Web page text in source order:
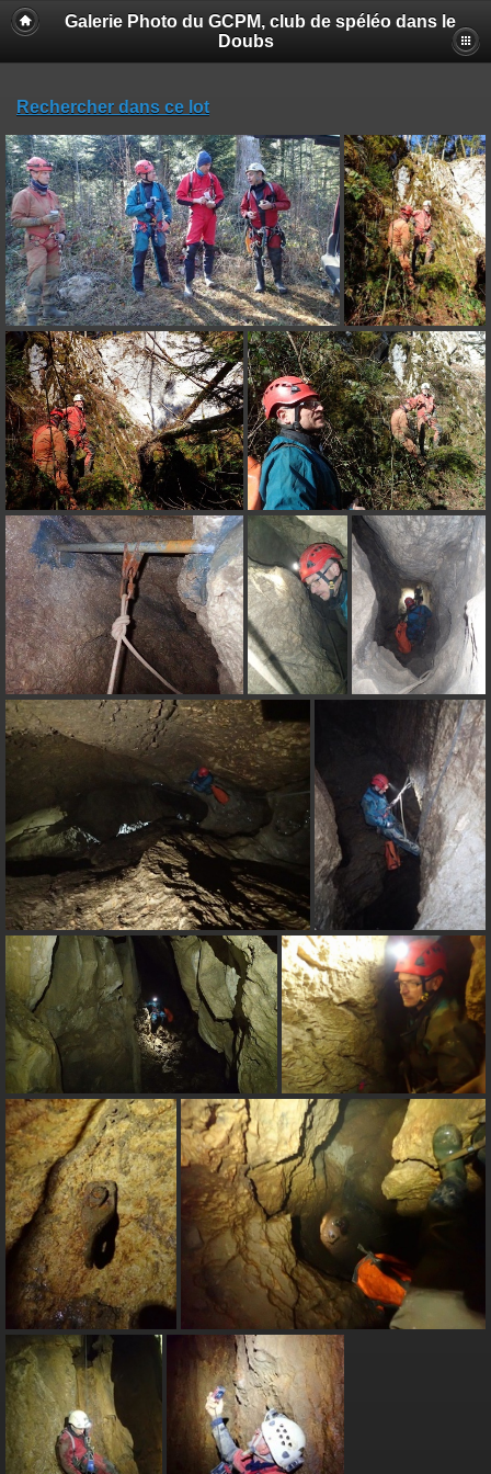
Galerie Photo du GCPM, club de spéléo dans le
Doubs
Rechercher dans ce lot